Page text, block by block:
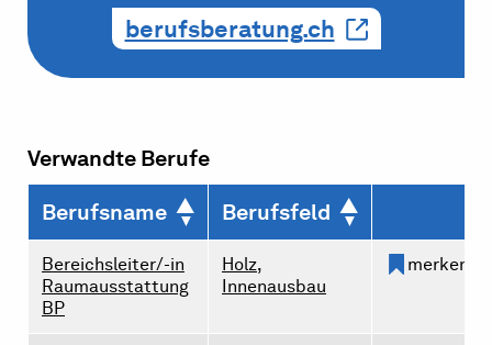
berufsberatung.ch
Verwandte Berufe
Berufsname Berufsfeld
Bereichsleiter/-in
Raumausstattung
BP
Holz,
Innenausbau
merken